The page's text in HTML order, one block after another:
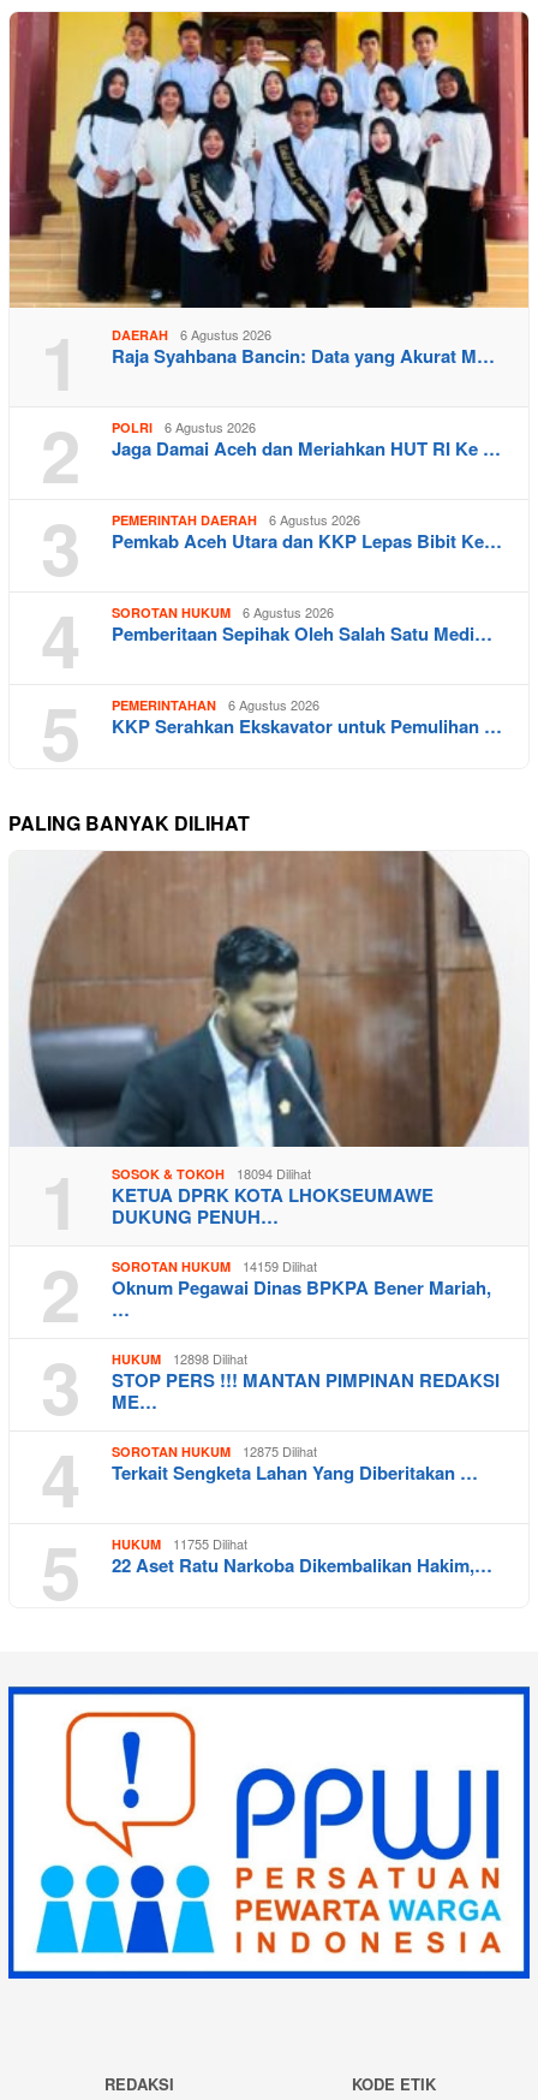
1 DAERAH 6 Agustus 2026
Raja Syahbana Bancin: Data yang Akurat M…
2 POLRI 6 Agustus 2026
Jaga Damai Aceh dan Meriahkan HUT RI Ke …
3 PEMERINTAH DAERAH 6 Agustus 2026
Pemkab Aceh Utara dan KKP Lepas Bibit Ke…
4 SOROTAN HUKUM 6 Agustus 2026
Pemberitaan Sepihak Oleh Salah Satu Medi…
5 PEMERINTAHAN 6 Agustus 2026
KKP Serahkan Ekskavator untuk Pemulihan …
PALING BANYAK DILIHAT
1 SOSOK & TOKOH 18094 Dilihat
KETUA DPRK KOTA LHOKSEUMAWE
DUKUNG PENUH…
2 SOROTAN HUKUM 14159 Dilihat
Oknum Pegawai Dinas BPKPA Bener Mariah,
…
3 HUKUM 12898 Dilihat
STOP PERS !!! MANTAN PIMPINAN REDAKSI
ME…
4 SOROTAN HUKUM 12875 Dilihat
Terkait Sengketa Lahan Yang Diberitakan …
5 HUKUM 11755 Dilihat
22 Aset Ratu Narkoba Dikembalikan Hakim,…
REDAKSI KODE ETIK